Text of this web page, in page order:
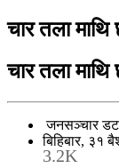
चार तला
चार तला
जनसञ्चार डट
बिहिबार, ३१
3.2K